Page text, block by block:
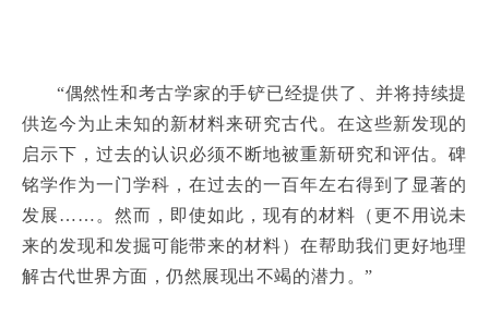
“偶然性和考古学家的手铲已经提供了、并将持续提
供迄今为止未知的新材料来研究古代。在这些新发现的
启示下，过去的认识必须不断地被重新研究和评估。碑
铭学作为一门学科，在过去的一百年左右得到了显著的
发展……。然而，即使如此，现有的材料（更不用说未
来的发现和发掘可能带来的材料）在帮助我们更好地理
解古代世界方面，仍然展现出不竭的潜力。”